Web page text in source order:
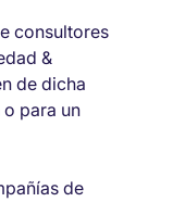
consultores
&
de dicha
para un
de